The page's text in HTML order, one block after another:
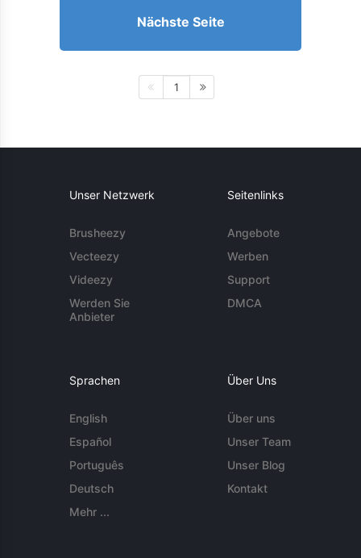
Nächste Seite
1
Unser Netzwerk
Brusheezy
Vecteezy
Videezy
Werden Sie
Anbieter
Seitenlinks
Angebote
Werben
Support
DMCA
Sprachen
English
Español
Português
Deutsch
Mehr ...
Über Uns
Über uns
Unser Team
Unser Blog
Kontakt